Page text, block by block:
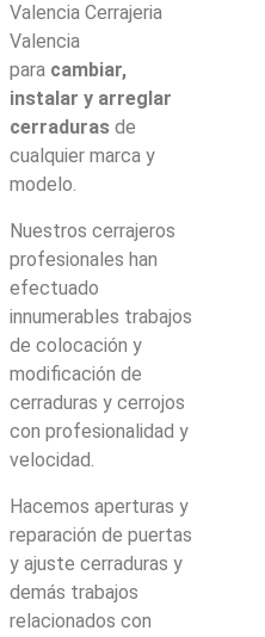
Valencia Cerrajeria
Valencia
para cambiar,
instalar y arreglar
cerraduras de
cualquier marca y
modelo.
Nuestros cerrajeros
profesionales han
efectuado
innumerables trabajos
de colocación y
modificación de
cerraduras y cerrojos
con profesionalidad y
velocidad.
Hacemos aperturas y
reparación de puertas
y ajuste cerraduras y
demás trabajos
relacionados con